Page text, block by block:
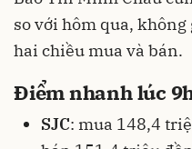
so với hôm qua,
hai chiều mua và bán.
Điểm nhanh lúc
SJC: mua 148,4